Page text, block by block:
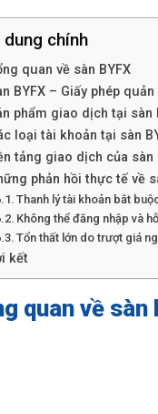
dung chính
quan về sàn BYFX
BYFX – Giấy phép
phẩm giao dịch tại sàn
loại tài khoản tại sàn
tảng giao dịch của sàn
phản hồi thực tế về
Thanh lý tài khoản bắt
Không thể đăng nhập và
Tổn thất lớn do trượt giá
kết
quan về sàn